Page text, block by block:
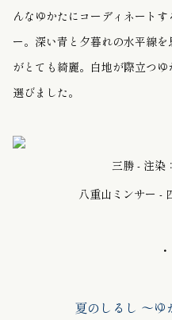
んなゆかたにコーディネート
ー。深い青と夕暮れの水平線
がとても綺麗。白地が際立つ
選びました。
三勝 - 注染
八重山ミンサー -
夏のしるし 〜